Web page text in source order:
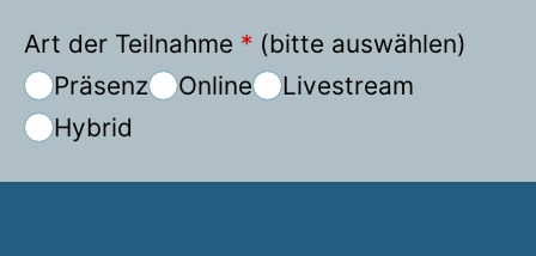
Art der Teilnahme * (bitte auswählen)
Präsenz
Online
Livestream
Hybrid